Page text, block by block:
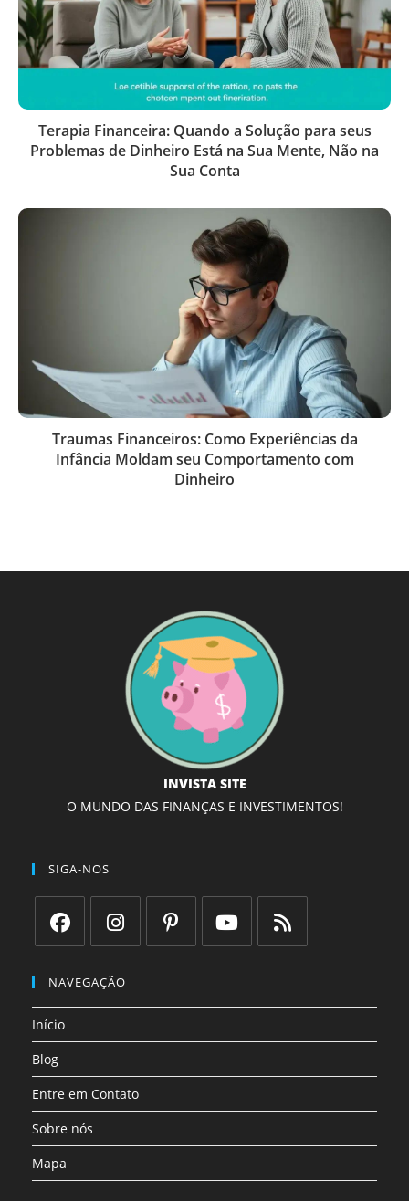
Terapia Financeira: Quando a Solução para seus
Problemas de Dinheiro Está na Sua Mente, Não na
Sua Conta
Traumas Financeiros: Como Experiências da
Infância Moldam seu Comportamento com
Dinheiro
INVISTA SITE
O MUNDO DAS FINANÇAS E INVESTIMENTOS!
SIGA-NOS
em
nova
aba
em
aba
aba
aba
aba
NAVEGAÇÃO
Início
Blog
Entre em Contato
Sobre nós
Mapa